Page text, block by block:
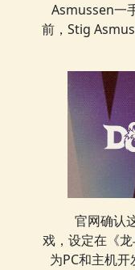
Asmussen一
前，Stig
官网确认
戏，设定在《
为PC和主机开